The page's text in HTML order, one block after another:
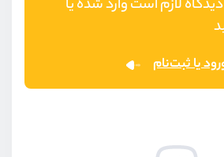
لازم است وارد شده یا
یا ثبت‌نام